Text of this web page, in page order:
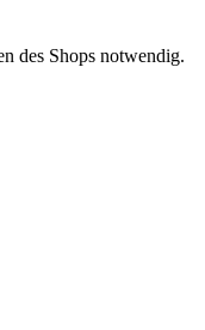
des Shops notwendig.